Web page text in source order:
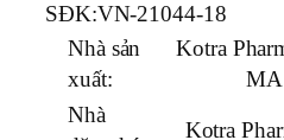
SĐK:VN-21044-18
Nhà sản
xuất:
Kotra
Nhà
Kotra